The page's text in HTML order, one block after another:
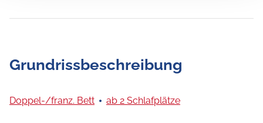
Grundrissbeschreibung
Doppel-/franz. Bett ab 2 Schlafplätze